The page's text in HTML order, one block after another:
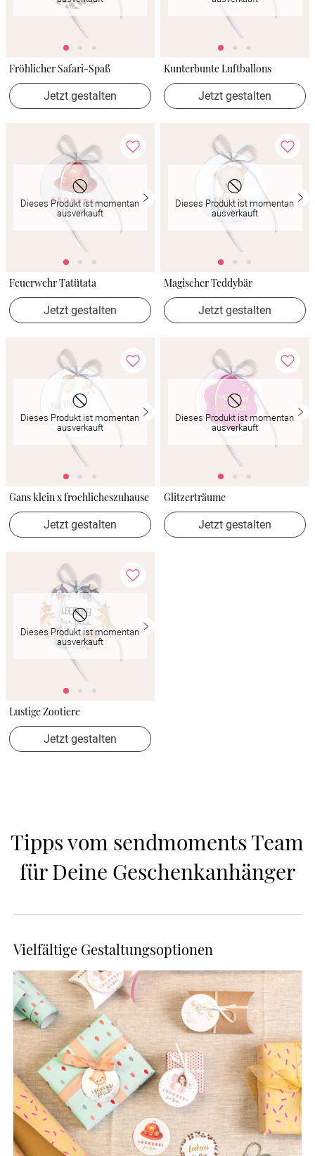
Fröhlicher Safari-Spaß
Jetzt gestalten
Kunterbunte Luftballons
Jetzt gestalten
Dieses Produkt ist momentan
ausverkauft
Feuerwehr Tatütata
Jetzt gestalten
Dieses Produkt ist momentan
ausverkauft
Magischer Teddybär
Jetzt gestalten
Dieses Produkt ist momentan
ausverkauft
Gans klein x froehlicheszuhause
Jetzt gestalten
Dieses Produkt ist momentan
ausverkauft
Glitzerträume
Jetzt gestalten
Dieses Produkt ist momentan
ausverkauft
Lustige Zootiere
Jetzt gestalten
Tipps vom sendmoments Team
für Deine Geschenkanhänger
Vielfältige Gestaltungsoptionen